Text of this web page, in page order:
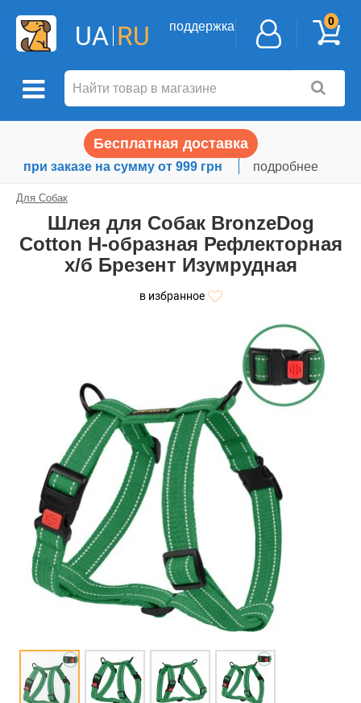
UA RU поддержка 0
Бесплатная доставка
при заказе на сумму от 999 грн подробнее
Для Собак
Шлея для Собак BronzeDog
Сotton Н-образная Рефлекторная
х/б Брезент Изумрудная
в избранное